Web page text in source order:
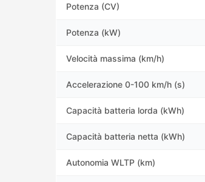
Potenza (CV)
Potenza (kW)
Velocità massima (km/h)
Accelerazione 0-100 km/h (s)
Capacità batteria lorda (kWh)
Capacità batteria netta (kWh)
Autonomia WLTP (km)